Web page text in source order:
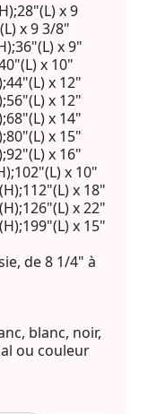
x 9
x 9 3/8"
x 9"
x 10"
x 12"
x 12"
x 14"
x 15"
x 16"
x 10"
x 18"
x 22"
x 15"
de 8 1/4" à
blanc, noir,
ou couleur